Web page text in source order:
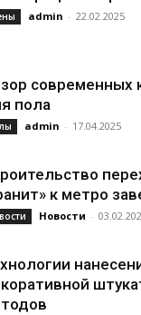
admin - 22.02.2025
современных
пола
admin - 17.04.2025
к метро
Новости -